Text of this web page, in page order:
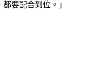
要配合到位。」